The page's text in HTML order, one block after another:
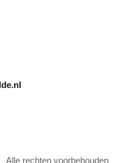
Alle rechten voorbehouden